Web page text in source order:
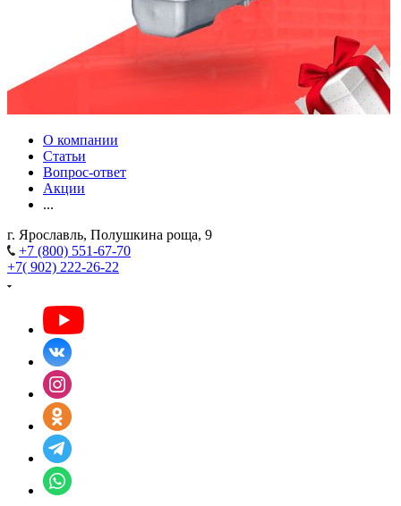
О компании
Статьи
Вопрос-ответ
Акции
...
г. Ярославль, Полушкина роща, 9
+7 (800) 551-67-70
+7( 902) 222-26-22